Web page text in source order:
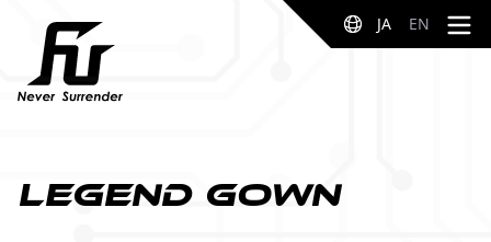
JA EN
Legend Gown